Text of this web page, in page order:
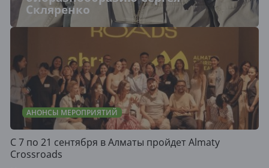
Скляренко
АНОНСЫ МЕРОПРИЯТИЙ
C 7 по 21 сентября в Алматы пройдет Almaty
Crossroads